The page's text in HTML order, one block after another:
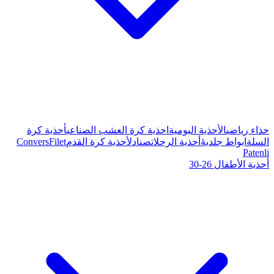
كرة العشب الصناعيأحذية كرة
صنادل أحذية كرة القدم ConversFilet